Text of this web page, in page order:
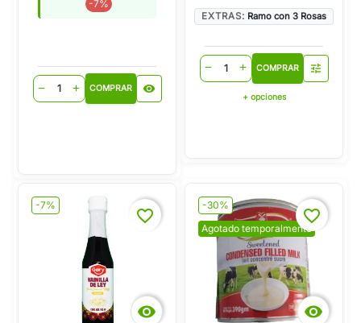
-7%
remove add COMPRAR visibility
EXTRAS: Ramo con 3 Rosas
remove add COMPRAR tune
+ opciones
-7%

favorite_border
-30%
Agotado temporalmente

favorite_border